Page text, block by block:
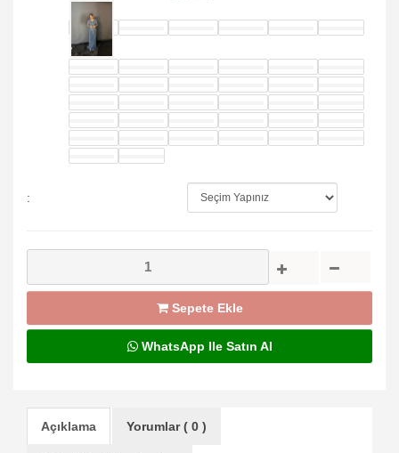
:
Sepete Ekle
WhatsApp Ile Satın Al
Açıklama Yorumlar ( 0 )